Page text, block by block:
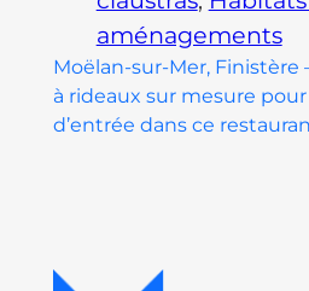
aménagements
Moëlan-sur-Mer, Finistère
à rideaux sur mesure
d’entrée dans ce